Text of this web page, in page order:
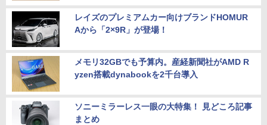
レイズのプレミアムカー向けブランドHOMUR
Aから「2×9R」が登場！
メモリ32GBでも予算内。産経新聞社がAMD R
yzen搭載dynabookを2千台導入
ソニーミラーレス一眼の大特集！ 見どころ記事
まとめ